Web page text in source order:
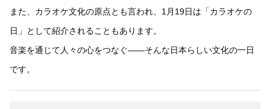
また、カラオケ文化の原点とも言われ、1月19日は「カラオケの
日」として紹介されることもあります。
音楽を通じて人々の心をつなぐ――そんな日本らしい文化の一日
です。